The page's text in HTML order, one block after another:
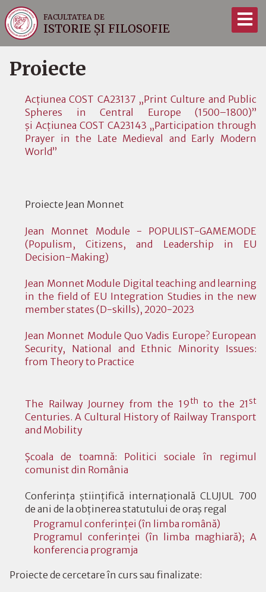
FACULTATEA DE
ISTORIE ȘI FILOSOFIE
Proiecte
Acțiunea COST CA23137 „Print Culture and Public
Spheres in Central Europe (1500–1800)”
și Acțiunea COST CA23143 „Participation through
Prayer in the Late Medieval and Early Modern
World”
Proiecte Jean Monnet
Jean Monnet Module - POPULIST-GAMEMODE
(Populism, Citizens, and Leadership in EU
Decision-Making)
Jean Monnet Module Digital teaching and learning
in the field of EU Integration Studies in the new
member states (D-skills), 2020-2023
Jean Monnet Module Quo Vadis Europe? European
Security, National and Ethnic Minority Issues:
from Theory to Practice
The Railway Journey from the 19th to the 21 st
Centuries. A Cultural History of Railway Transport
and Mobility
Şcoala de toamnă: Politici sociale în regimul
comunist din România
Conferinţa ştiinţifică internaţională CLUJUL 700
de ani de la obţinerea statutului de oraş regal
Programul conferinţei (în limba română)
Programul conferinţei (în limba maghiară); A
konferencia programja
Proiecte de cercetare în curs sau finalizate: